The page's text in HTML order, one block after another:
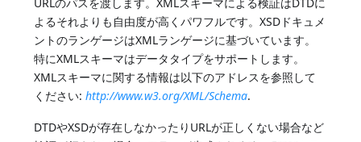
よるそれよりも自由度が高くパワフルです。XSDドキュメ
ントのランゲージはXMLランゲージに基づいています。
特にXMLスキーマはデータタイプをサポートします。
XMLスキーマに関する情報は以下のアドレスを参照して
ください:http://www.w3.org/XML/Schema.
DTDやXSDが存在しなかったりURLが正しくない場合など